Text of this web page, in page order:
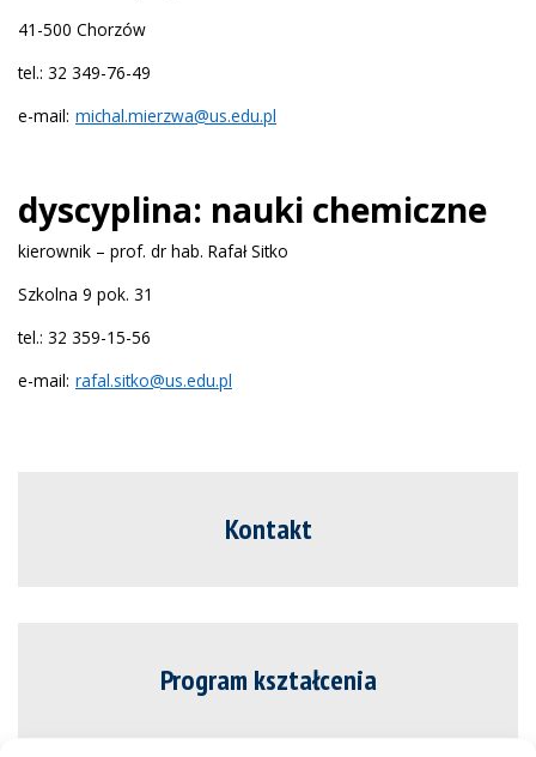
41-500 Chorzów
tel.: 32 349-76-49
e-mail: michal.mierzwa@us.edu.pl
dyscyplina: nauki chemiczne
kierownik – prof. dr hab. Rafał Sitko
Szkolna 9 pok. 31
tel.: 32 359-15-56
e-mail: rafal.sitko@us.edu.pl
Kontakt
Program kształcenia